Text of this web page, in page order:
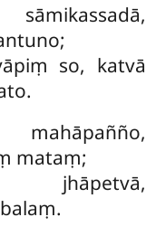
so, katvā
mataṃ;
jhāpetvā,